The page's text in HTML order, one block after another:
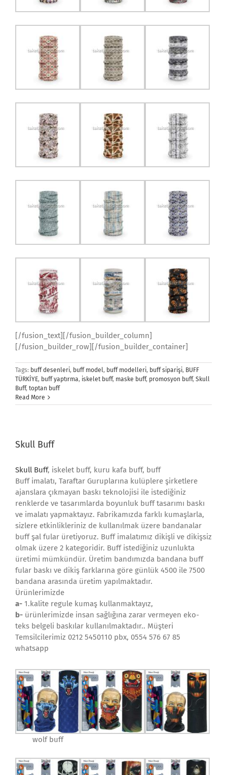
[/fusion_text][/fusion_builder_column]
[/fusion_builder_row][/fusion_builder_container]
Tags: buff desenleri, buff model, buff modelleri, buff siparişi, BUFF
TÜRKİYE, buff yaptırma, iskelet buff, maske buff, promosyon buff, Skull
Buff, toptan buff
Read More
Skull Buff
Skull Buff, iskelet buff, kuru kafa buff, buff
Buff imalatı, Taraftar Guruplarına kulüplere şirketlere
ajanslara çıkmayan baskı teknolojisi ile istediğiniz
renklerde ve tasarımlarda boyunluk buff tasarımı baskı
ve imalatı yapmaktayız. Fabrikamızda farklı kumaşlarla,
sizlere etkinlikleriniz de kullanılmak üzere bandanalar
buff şal fular üretiyoruz. Buff imalatımız dikişli ve dikişsiz
olmak üzere 2 kategoridir. Buff istediğiniz uzunlukta
üretimi mümkündür. Üretim bandımızda bandana buff
fular baskı ve dikiş farklarına göre günlük 4500 ile 7500
bandana arasında üretim yapılmaktadır.
Ürünlerimizde
a- 1.kalite regule kumaş kullanmaktayız,
b- ürünlerimizde insan sağlığına zarar vermeyen eko-
teks belgeli baskılar kullanılmaktadır.. Müşteri
Temsilcilerimiz 0212 5450110 pbx, 0554 576 67 85
whatsapp
wolf buff